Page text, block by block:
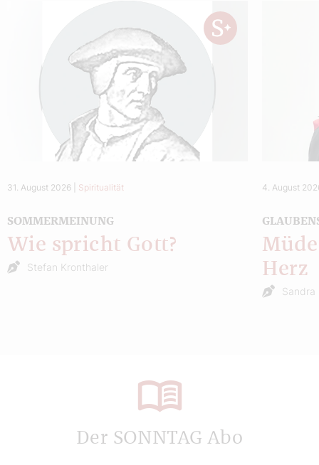
31. August 2026 Spiritualität
SOMMERMEINUNG
Wie spricht Gott?
Stefan Kronthaler
4. August
Herz
Sandra
Der SONNTAG Abo